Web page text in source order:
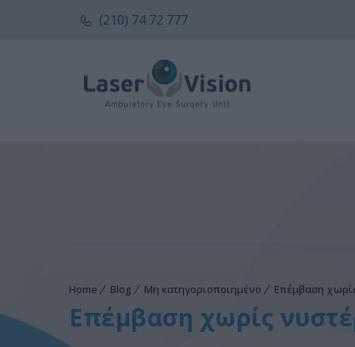
(210) 74 72 777
Home Blog Μη κατηγοριοποιημένο Επέμβαση
Επέμβαση χωρίς